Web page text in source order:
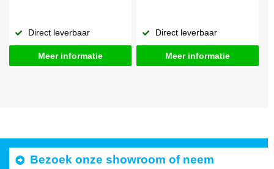
Direct leverbaar
Meer informatie
Direct leverbaar
Meer informatie
Bezoek onze showroom of neem